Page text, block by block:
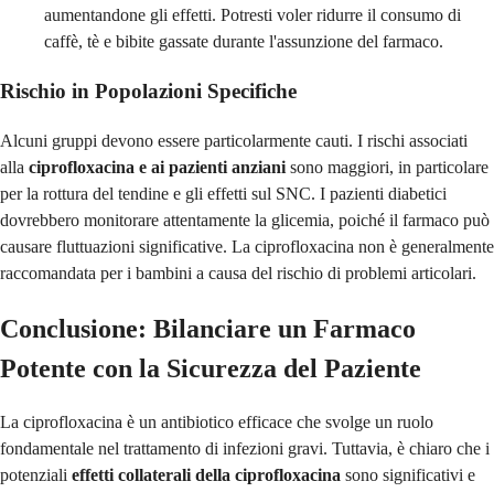
aumentandone gli effetti. Potresti voler ridurre il consumo di
caffè, tè e bibite gassate durante l'assunzione del farmaco.
Rischio in Popolazioni Specifiche
Alcuni gruppi devono essere particolarmente cauti. I rischi associati
alla ciprofloxacina e ai pazienti anziani sono maggiori, in particolare
per la rottura del tendine e gli effetti sul SNC. I pazienti diabetici
dovrebbero monitorare attentamente la glicemia, poiché il farmaco può
causare fluttuazioni significative. La ciprofloxacina non è generalmente
raccomandata per i bambini a causa del rischio di problemi articolari.
Conclusione: Bilanciare un Farmaco
Potente con la Sicurezza del Paziente
La ciprofloxacina è un antibiotico efficace che svolge un ruolo
fondamentale nel trattamento di infezioni gravi. Tuttavia, è chiaro che i
potenziali effetti collaterali della ciprofloxacina sono significativi e